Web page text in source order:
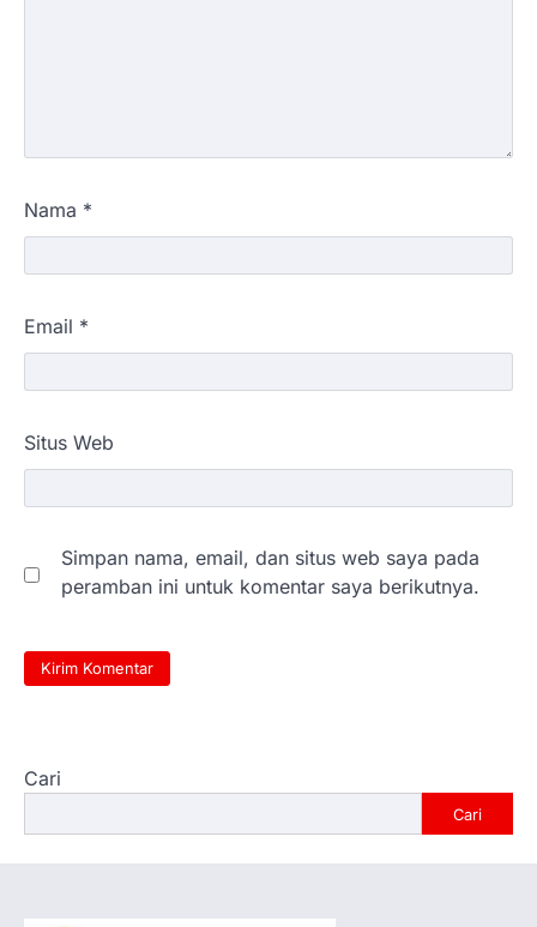
Nama *
Email *
Situs Web
Simpan nama, email, dan situs web saya pada
peramban ini untuk komentar saya berikutnya.
Cari
Cari